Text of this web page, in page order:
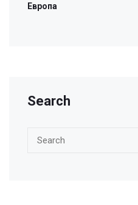
Европа
Search